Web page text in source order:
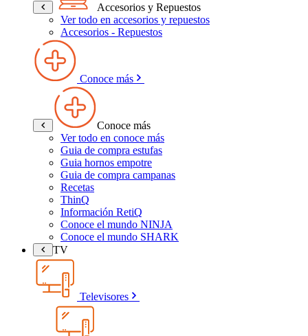
Accesorios y Repuestos
Ver todo en accesorios y repuestos
Accesorios - Repuestos
Conoce más
Conoce más
Ver todo en conoce más
Guia de compra estufas
Guia hornos empotre
Guia de compra campanas
Recetas
ThinQ
Información RetiQ
Conoce el mundo NINJA
Conoce el mundo SHARK
TV
Televisores